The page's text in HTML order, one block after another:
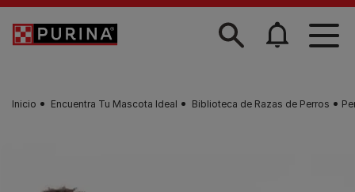
Skip to main content
Inicio Encuentra Tu Mascota Ideal Biblioteca de Razas de Perros